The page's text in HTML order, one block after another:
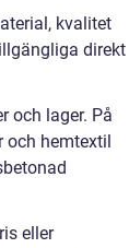
kvalitet
direkt
och lager. På
och hemtextil
eller